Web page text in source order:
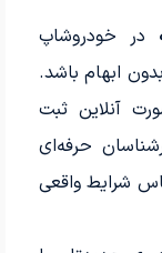
در خودروشاپ
ابهام باشد.
آنلاین ثبت
حرفه‌ای
شرایط واقعی